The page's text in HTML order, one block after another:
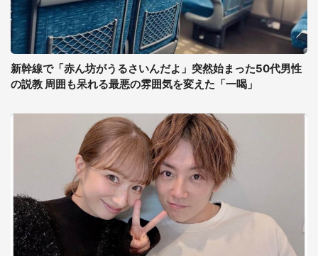
新幹線で「赤ん坊がうるさいんだよ」突然始まった50代男性
の説教 周囲も呆れる最悪の雰囲気を変えた「一喝」